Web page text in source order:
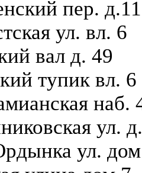
пер. д.11
ул. вл. 6
вал д. 49
тупик вл. 6
наб.
ул.
ул.